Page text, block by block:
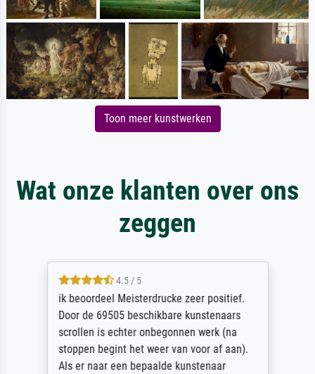
Toon meer kunstwerken
Wat onze klanten over ons
zeggen
4.5 / 5
ik beoordeel Meisterdrucke zeer positief.
Door de 69505 beschikbare kunstenaars
scrollen is echter onbegonnen werk (na
stoppen begint het weer van voor af aan).
Als er naar een bepaalde kunstenaar